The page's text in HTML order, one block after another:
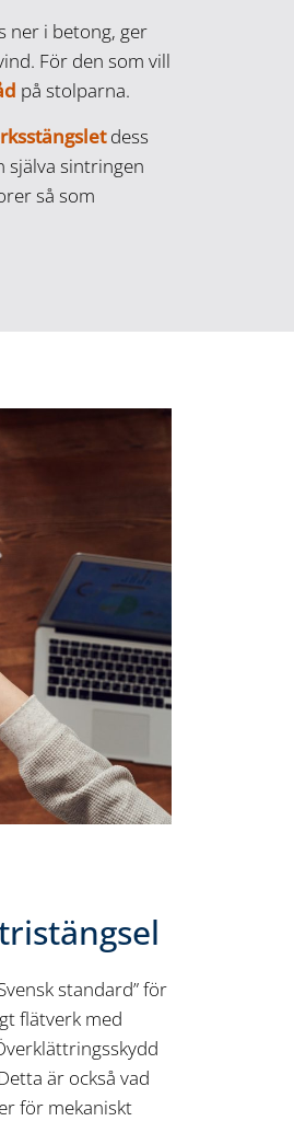
ner i betong, ger
För den som vill
på stolparna.
dess
själva sintringen
så som
standard” för
flätverk med
är också vad
för mekaniskt